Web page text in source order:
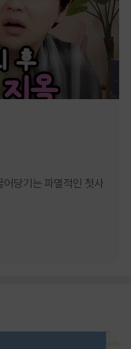
어당기는 파멸적인 첫사